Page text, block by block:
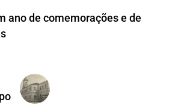
ano de comemorações e de